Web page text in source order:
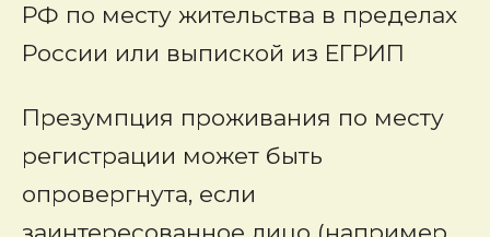
РФ по месту жительства в пределах
России или выпиской из ЕГРИП
Презумпция проживания по месту
регистрации может быть
опровергнута, если